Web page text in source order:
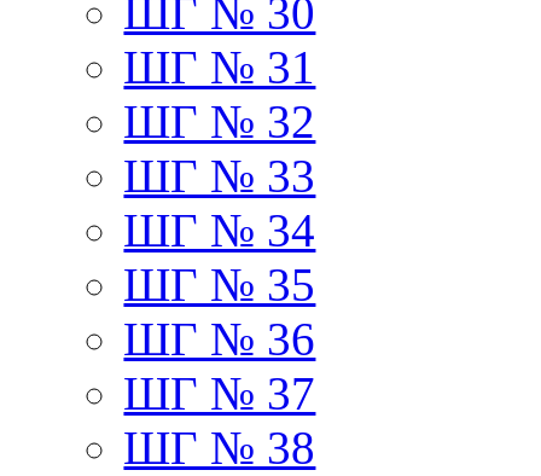
ШГ № 30
ШГ № 31
ШГ № 32
ШГ № 33
ШГ № 34
ШГ № 35
ШГ № 36
ШГ № 37
ШГ № 38